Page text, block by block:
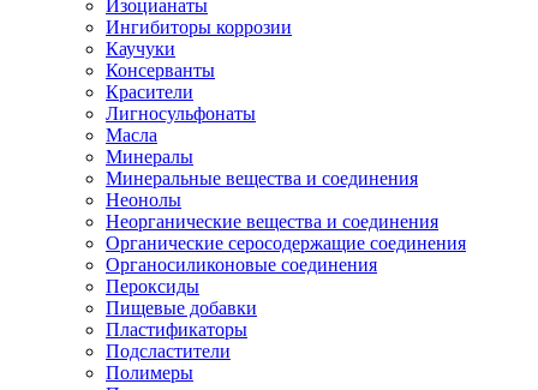
Изоцианаты
Ингибиторы коррозии
Каучуки
Консерванты
Красители
Лигносульфонаты
Масла
Минералы
Минеральные вещества и соединения
Неонолы
Неорганические вещества и соединения
Органические серосодержащие соединения
Органосиликоновые соединения
Пероксиды
Пищевые добавки
Пластификаторы
Подсластители
Полимеры